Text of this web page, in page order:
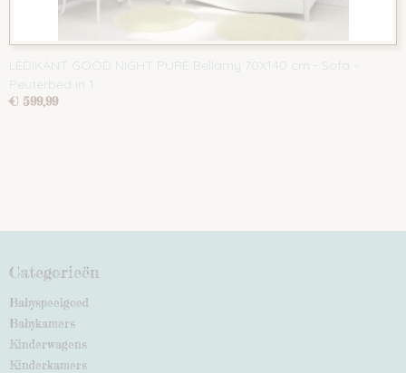
LEDIKANT GOOD NIGHT PURE Bellamy 70X140 cm - Sofa -
Peuterbed in 1
€ 599,99
Categorieën
Babyspeelgoed
Babykamers
Kinderwagens
Kinderkamers